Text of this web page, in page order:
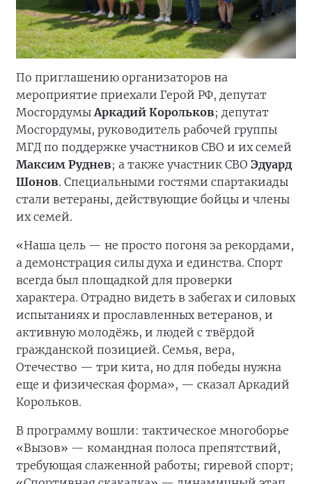
По приглашению организаторов на
мероприятие приехали Герой РФ, депутат
МосгордумыАркадий Корольков; депутат
Мосгордумы, руководитель рабочей группы
МГД по поддержке участников СВО и их семей
Максим Руднев; а также участник СВО Эдуард
Шонов. Специальными гостями спартакиады
стали ветераны, действующие бойцы и члены
их семей.
«Наша цель — не просто погоня за рекордами,
а демонстрация силы духа и единства. Спорт
всегда был площадкой для проверки
характера. Отрадно видеть в забегах и силовых
испытаниях и прославленных ветеранов, и
активную молодёжь, и людей с твёрдой
гражданской позицией. Семья, вера,
Отечество — три кита, но для победы нужна
еще и физическая форма», — сказал Аркадий
Корольков.
В программу вошли: тактическое многоборье
«Вызов» — командная полоса препятствий,
требующая слаженной работы; гиревой спорт;